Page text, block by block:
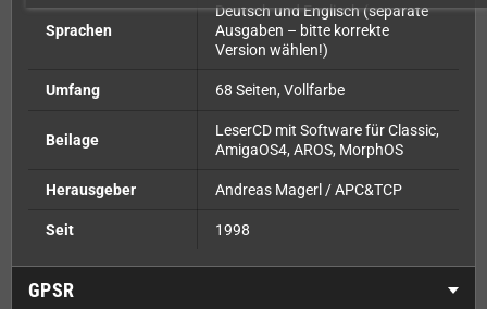
Sprachen
Deutsch und Englisch (separate
Ausgaben – bitte korrekte
Version wählen!)
Umfang 68 Seiten, Vollfarbe
Beilage
LeserCD mit Software für Classic,
AmigaOS4, AROS, MorphOS
Herausgeber Andreas Magerl / APC&TCP
Seit 1998
GPSR